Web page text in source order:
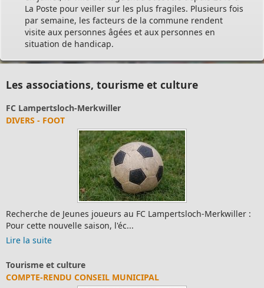
La Poste pour veiller sur les plus fragiles. Plusieurs fois
par semaine, les facteurs de la commune rendent
visite aux personnes âgées et aux personnes en
situation de handicap.
Les associations, tourisme et culture
FC Lampertsloch-Merkwiller
DIVERS - FOOT
Recherche de Jeunes joueurs au FC Lampertsloch-Merkwiller :
Pour cette nouvelle saison, l'éc...
Lire la suite
Tourisme et culture
COMPTE-RENDU CONSEIL MUNICIPAL